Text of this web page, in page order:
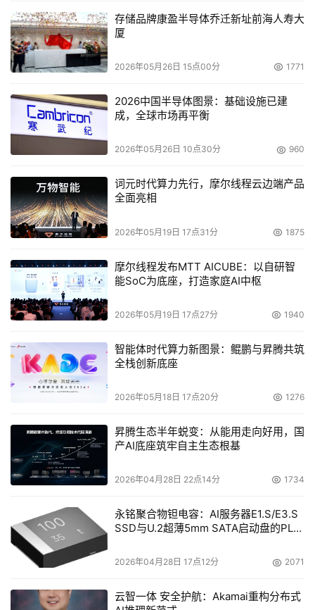
85563807或登陆：http://www.pcdak.com查询
存储品牌康盈半导体乔迁新址前海人寿大
厦
2026年05月26日 15点00分 1771
2026中国半导体图景：基础设施已建
成，全球市场再平衡
2026年05月26日 10点30分 960
词元时代算力先行，摩尔线程云边端产品
全面亮相
2026年05月19日 17点31分 1875
摩尔线程发布MTT AICUBE：以自研智
能SoC为底座，打造家庭AI中枢
2026年05月19日 17点27分 1940
智能体时代算力新图景：鲲鹏与昇腾共筑
全栈创新底座
2026年05月18日 17点20分 1276
昇腾生态半年蜕变：从能用走向好用，国
产AI底座筑牢自主生态根基
2026年04月28日 22点14分 1734
永铭聚合物钽电容：AI服务器E1.S/E3.S
SSD与U.2超薄5mm SATA启动盘的PLP
2026年04月28日 17点12分 2071
云智一体 安全护航：Akamai重构分布式